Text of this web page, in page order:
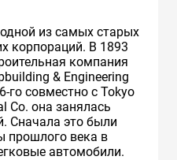
из самых старых
корпораций. В 1893
компания
& Engineering
го совместно с Tokyo
Co. она занялась
Сначала это были
прошлого века в
автомобили.